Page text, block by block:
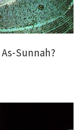
Sunnah?